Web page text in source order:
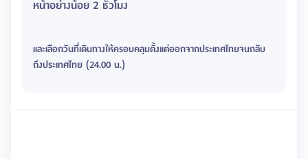
หน้าอย่างน้อย 2 ชั่วโมง
และเลือกวันทีี่เดินทางให้ครอบคลุมตั้งแต่ออกจากประเทศไทยจนกลับ
ถึงประเทศไทย (24.00 น.)